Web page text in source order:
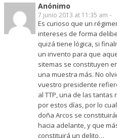
Anónimo
7 junio 2013 at 11:35 am -
Es curioso que un
intereses de forma
quizá tiene lógica, si
un invento para que
sitemas se constituyen
una muestra más. No
vuestro presidente
al TTP, una de las
por estos días, por lo
doña Arcos se
hacia adelante, y que
constituirá un delito…